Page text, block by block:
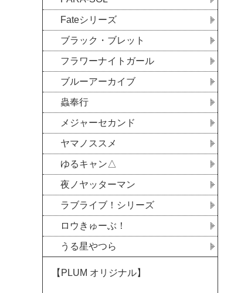
Fateシリーズ
ブラック・ブレット
フラワーナイトガール
ブルーアーカイブ
蟲奉行
メジャーセカンド
ヤマノススメ
ゆるキャン△
夜ノヤッターマン
ラブライブ！シリーズ
ロウきゅーぶ！
うる星やつら
【PLUM オリジナル】